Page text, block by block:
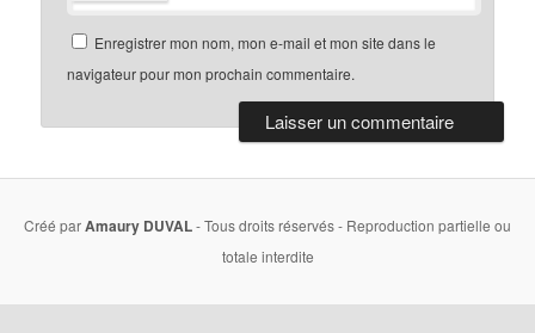
Enregistrer mon nom, mon e-mail et mon site dans le
navigateur pour mon prochain commentaire.
Créé parAmaury DUVAL- Tous droits réservés - Reproduction partielle ou
totale interdite